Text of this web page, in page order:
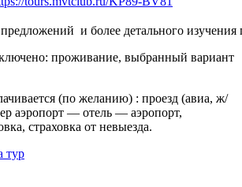
и более детального
проживание, выбранный вариант
(по желанию) : проезд (авиа, ж/
аэропорт — отель — аэропорт,
страховка от невыезда.
тур